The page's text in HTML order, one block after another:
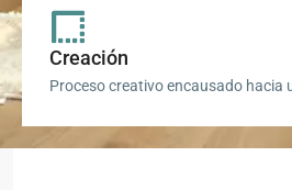
Creación
Proceso creativo encausado hacia